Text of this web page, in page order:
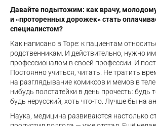
Давайте подытожим: как врачу,
и «проторенных дорожек» стать
специалистом?
Как написано в Торе: к пациентам
родственникам. И действительно, нужно
профессионалом в своей профессии. И
Постоянно учиться, читать. Не тратить
на разглядывание комиксов и мемов в
нибудь полстатейки в день прочесть: будь
будь нерусский, хоть что-то. Лучше бы на
Наука, медицина развиваются настолько